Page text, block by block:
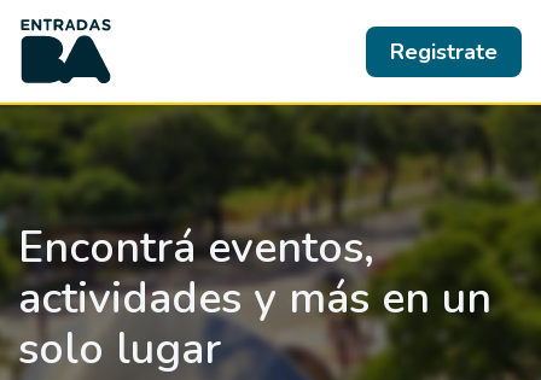
Registrate
Encontrá eventos,
actividades y más en un
solo lugar